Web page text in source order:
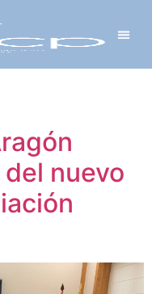
nuevo